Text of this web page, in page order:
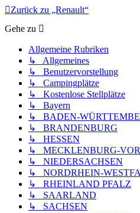
Zurück zu „Renault“
Gehe zu
Allgemeine Rubriken
↳ Allgemeines
↳ Benutzervorstellung
↳ Campingplätze
↳ Kostenlose Stellplätze
↳ Bayern
↳ BADEN-
↳ BRANDENBURG
↳ HESSEN
↳ MECKLENBURG-
↳ NIEDERSACHSEN
↳ NORDRHEIN-
↳ RHEINLAND PFALZ
↳ SAARLAND
↳ SACHSEN